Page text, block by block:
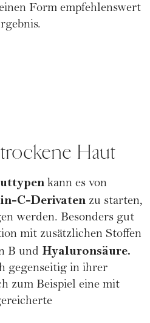
Form empfehlenswert
Haut
kann es von
C-Derivaten zu starten,
werden. Besonders gut
mit zusätzlichen Stoffen
B und Hyaluronsäure.
gegenseitig in ihrer
zum Beispiel eine mit